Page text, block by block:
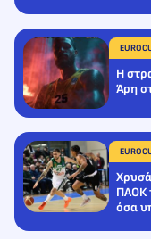
Η
Άρη
ΠΑΟΚ
όσα